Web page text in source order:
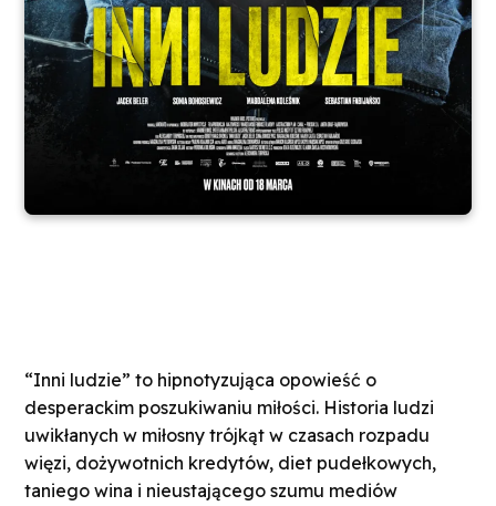
“Inni ludzie” to hipnotyzująca opowieść o
desperackim poszukiwaniu miłości. Historia ludzi
uwikłanych w miłosny trójkąt w czasach rozpadu
więzi, dożywotnich kredytów, diet pudełkowych,
taniego wina i nieustającego szumu mediów